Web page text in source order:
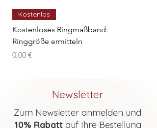
Kostenlos
Kostenloses Ringmaßband:
Ringgröße ermitteln
Preis
0,00 €
Newsletter
Zum Newsletter anmelden und
10% Rabattauf Ihre Bestellung